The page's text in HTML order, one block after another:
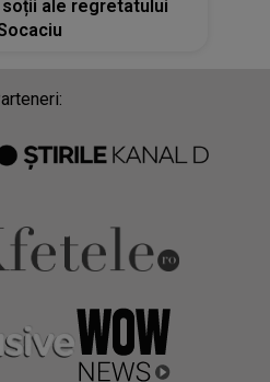
ale regretatului